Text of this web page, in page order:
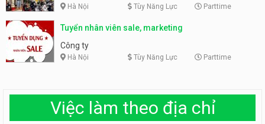
Hà Nội Tùy Năng Lực Parttime
Tuyển nhân viên sale, marketing
Công ty
Hà Nội Tùy Năng Lực Parttime
Việc làm theo địa chỉ